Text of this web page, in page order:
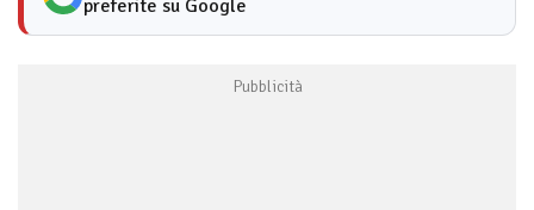
preferite su Google